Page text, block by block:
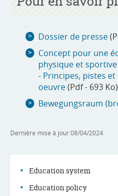
Dossier de presse
Concept pour une
physique et
- Principes, pistes
oeuvre(Pdf - 693 Ko)
Bewegungsraum
Dernière mise à jour08/04/2024
Education system
Education policy